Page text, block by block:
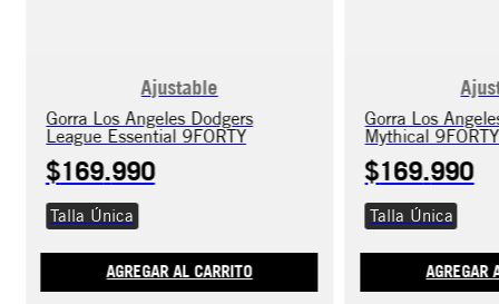
Ajustable
Gorra Los Angeles Dodgers
League Essential 9FORTY
$169.990
Talla Única
AGREGAR AL CARRITO
Gorra Los
Mythical 9FORTY
$169.990
Talla Única
AGREGAR